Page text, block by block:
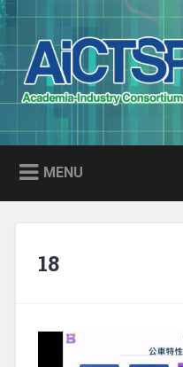
Skip
to
content
Search
AICTSP 台灣
產
Academia-Industry
in
MENU
18